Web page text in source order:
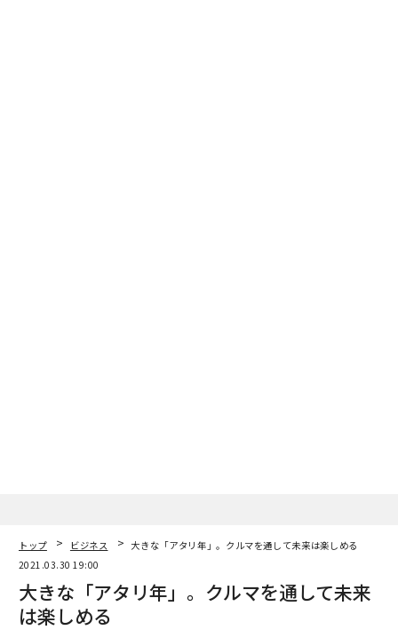
トップ ビジネス
大きな「アタリ年」。クルマを通して未来は楽しめる
2021.03.30 19:00
大きな「アタリ年」。クルマを通して未来
は楽しめる